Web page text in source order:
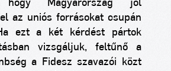
hogy Magyarország jól
az uniós forrásokat csupán
ezt a két kérdést pártok
vizsgáljuk, feltűnő a
a Fidesz szavazói közt